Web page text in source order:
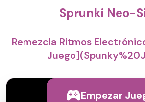
Sprunki Neo-
Remezcla Ritmos
Empezar